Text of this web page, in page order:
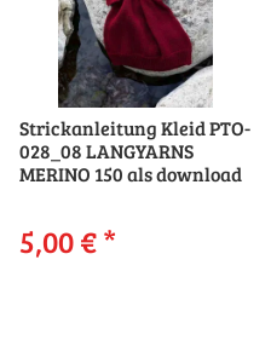
Strickanleitung Kleid PTO-
028_08 LANGYARNS
MERINO 150 als download
5,00 €*